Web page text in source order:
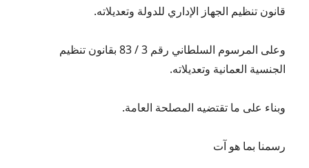
قانون تنظيم الجهاز الإداري للدولة وتعديلاته.
وعلى المرسوم السلطاني رقم 3 / 83 بقانون تنظيم
الجنسية العمانية وتعديلاته.
وبناء على ما تقتضيه المصلحة العامة.
رسمنا بما هو آت